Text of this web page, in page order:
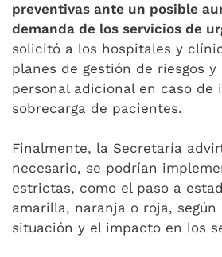
preventivas ante un posible
demanda de los servicios de
solicitó a los hospitales y
planes de gestión de riesgos y
personal adicional en caso de
sobrecarga de pacientes.
Finalmente, la Secretaría
necesario, se podrían
estrictas, como el paso a
amarilla, naranja o roja,
situación y el impacto en los